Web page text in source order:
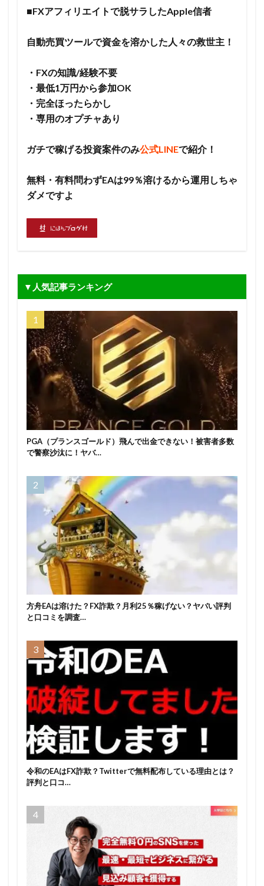
■FXアフィリエイトで脱サラしたApple信者
自動売買ツールで資金を溶かした人々の救世主！
・FXの知識/経験不要
・最低1万円から参加OK
・完全ほったらかし
・専用のオプチャあり
ガチで稼げる投資案件のみ公式LINEで紹介！
無料・有料問わずEAは99％溶けるから運用しちゃ
ダメですよ
▼人気記事ランキング
PGA（プランスゴールド）飛んで出金できない！被害者多数
で警察沙汰に！ヤバ…
方舟EAは溶けた？FX詐欺？月利25％稼げない？ヤバい評判
と口コミを調査…
令和のEAはFX詐欺？Twitterで無料配布している理由とは？
評判と口コ…